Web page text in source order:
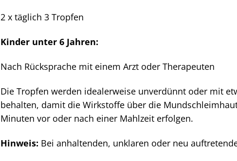
2 x täglich 3 Tropfen
Kinder unter 6 Jahren:
Nach Rücksprache mit einem Arzt oder Therapeuten
Die Tropfen werden idealerweise unverdünnt oder mit
behalten, damit die Wirkstoffe über die
Minuten vor oder nach einer Mahlzeit erfolgen.
Hinweis: Bei anhaltenden, unklaren oder neu